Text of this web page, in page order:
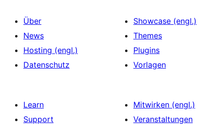
Über
News
Hosting (engl.)
Datenschutz
Showcase (engl.)
Themes
Plugins
Vorlagen
Learn
Support
Mitwirken (engl.)
Veranstaltungen